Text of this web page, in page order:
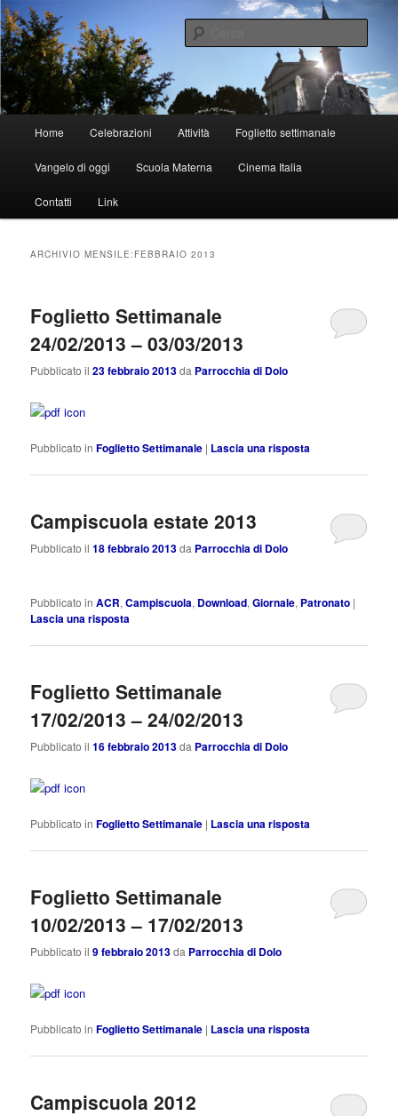
Vai
al
contenuto
principale
Vai
al
contenuto
secondarioParrocchia di Dolo
principale
Home Celebrazioni Attività Foglietto settimanale
Vangelo di oggi Scuola Materna Cinema Italia
Contatti Link
ARCHIVIO MENSILE: FEBBRAIO 2013
Foglietto Settimanale
24/02/2013 – 03/03/2013
Pubblicato il23 febbraio 2013da Parrocchia di Dolo
Pubblicato in Foglietto Settimanale | Lascia una risposta
Campiscuola estate 2013
Pubblicato il18 febbraio 2013da Parrocchia di Dolo
Pubblicato in ACR,Campiscuola, Download,Giornale, Patronato |
Lascia una risposta
Foglietto Settimanale
17/02/2013 – 24/02/2013
Pubblicato il16 febbraio 2013da Parrocchia di Dolo
Pubblicato in Foglietto Settimanale | Lascia una risposta
Foglietto Settimanale
10/02/2013 – 17/02/2013
Pubblicato il9 febbraio 2013da Parrocchia di Dolo
Pubblicato in Foglietto Settimanale | Lascia una risposta
Campiscuola 2012